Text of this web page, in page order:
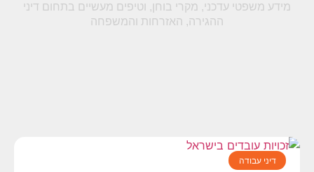
מידע משפטי עדכני, מקרי בוחן, וטיפים מעשיים בתחום דיני
ההגירה, האזרחות והמשפחה
דיני עבודה